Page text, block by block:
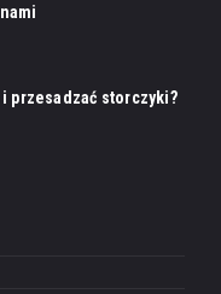
przesadzać storczyki?